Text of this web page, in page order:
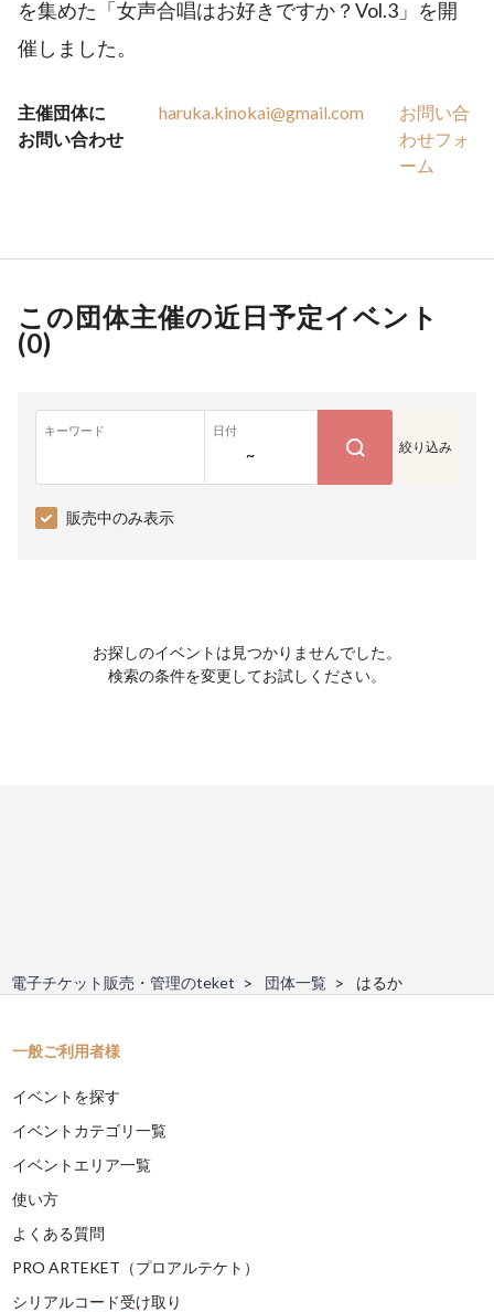
を集めた「女声合唱はお好きですか？Vol.3」を開
催しました。
主催団体に
お問い合わせ
haruka.kinokai@gmail.com
お問い合
わせフォ
ーム
この団体主催の近日予定イベント
(0)
キーワード 日付
~ 絞り込み
販売中のみ表示
お探しのイベントは見つかりませんでした。
検索の条件を変更してお試しください。
電子チケット販売・管理のteket 団体一覧 はるか
一般ご利用者様
イベントを探す
イベントカテゴリ一覧
イベントエリア一覧
使い方
よくある質問
PRO ARTEKET（プロアルテケト）
シリアルコード受け取り